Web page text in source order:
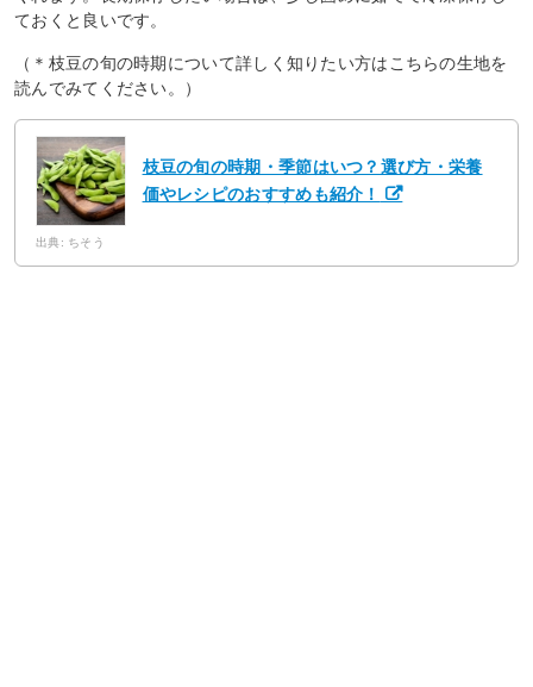
ておくと良いです。
（＊枝豆の旬の時期について詳しく知りたい方はこちらの生地を
読んでみてください。）
枝豆の旬の時期・季節はいつ？選び方・栄養
価やレシピのおすすめも紹介！
出典: ちそう